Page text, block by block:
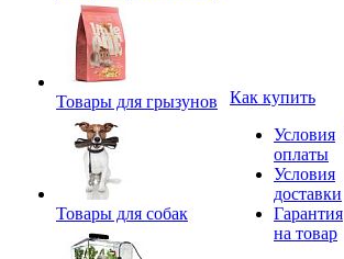
Товары для грызунов
Товары для собак
Как купить
Условия
оплаты
Условия
доставки
Гарантия
на товар